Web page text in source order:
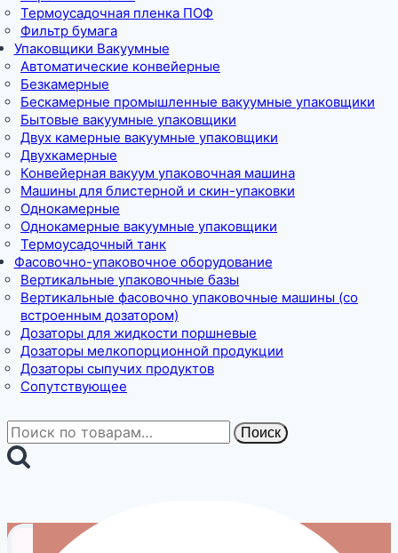
Термоусадочная пленка ПОФ
Фильтр бумага
Упаковщики Вакуумные
Автоматические конвейерные
Безкамерные
Бескамерные промышленные вакуумные упаковщики
Бытовые вакуумные упаковщики
Двух камерные вакуумные упаковщики
Двухкамерные
Конвейерная вакуум упаковочная машина
Машины для блистерной и скин-упаковки
Однокамерные
Однокамерные вакуумные упаковщики
Термоусадочный танк
Фасовочно-упаковочное оборудование
Вертикальные упаковочные базы
Вертикальные фасовочно упаковочные машины (со
встроенным дозатором)
Дозаторы для жидкости поршневые
Дозаторы мелкопорционной продукции
Дозаторы сыпучих продуктов
Сопутствующее
Искать: Поиск